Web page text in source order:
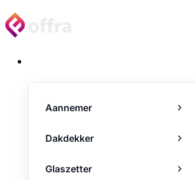
Aannemer
Dakdekker
Glaszetter